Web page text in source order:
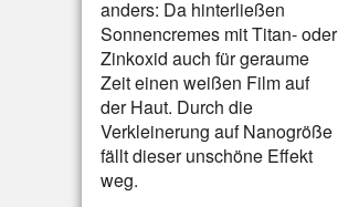
anders: Da hinterließen
Sonnencremes mit Titan- oder
Zinkoxid auch für geraume
Zeit einen weißen Film auf
der Haut. Durch die
Verkleinerung auf Nanogröße
fällt dieser unschöne Effekt
weg.